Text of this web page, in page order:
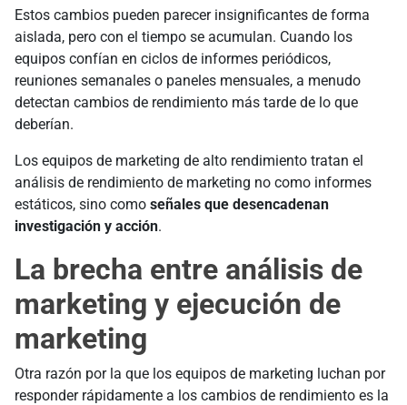
Estos cambios pueden parecer insignificantes de forma
aislada, pero con el tiempo se acumulan. Cuando los
equipos confían en ciclos de informes periódicos,
reuniones semanales o paneles mensuales, a menudo
detectan cambios de rendimiento más tarde de lo que
deberían.
Los equipos de marketing de alto rendimiento tratan el
análisis de rendimiento de marketing no como informes
estáticos, sino como señales que desencadenan
investigación y acción.
La brecha entre análisis de
marketing y ejecución de
marketing
Otra razón por la que los equipos de marketing luchan por
responder rápidamente a los cambios de rendimiento es la